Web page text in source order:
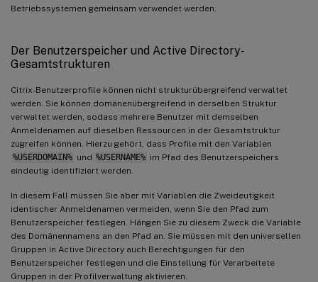
Betriebssystemen gemeinsam verwendet werden.
Der Benutzerspeicher und Active Directory-
Gesamtstrukturen
Citrix-Benutzerprofile können nicht strukturübergreifend verwaltet
werden. Sie können domänenübergreifend in derselben Struktur
verwaltet werden, sodass mehrere Benutzer mit demselben
Anmeldenamen auf dieselben Ressourcen in der Gesamtstruktur
zugreifen können. Hierzu gehört, dass Profile mit den Variablen
%USERDOMAIN% und %USERNAME% im Pfad des Benutzerspeichers
eindeutig identifiziert werden.
In diesem Fall müssen Sie aber mit Variablen die Zweideutigkeit
identischer Anmeldenamen vermeiden, wenn Sie den Pfad zum
Benutzerspeicher festlegen. Hängen Sie zu diesem Zweck die Variable
des Domänennamens an den Pfad an. Sie müssen mit den universellen
Gruppen in Active Directory auch Berechtigungen für den
Benutzerspeicher festlegen und die Einstellung für Verarbeitete
Gruppen in der Profilverwaltung aktivieren.